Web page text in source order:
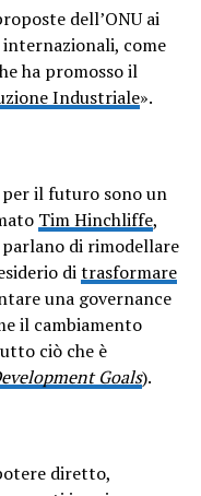
dell’ONU ai
come
ha promosso il
Industriale».
il futuro sono un
Tim Hinchliffe,
di rimodellare
ditrasformare
una governance
il cambiamento
ciò che è
Goals).
diretto,